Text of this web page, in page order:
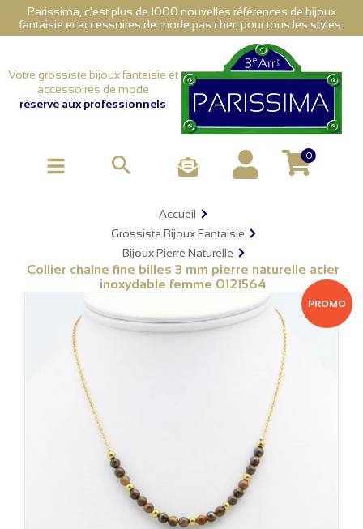
Parissima, c'est plus de 1000 nouvelles références de bijoux
fantaisie et accessoires de mode pas cher, pour tous les styles.
Votre grossiste bijoux fantaisie et
accessoires de mode
réservé aux professionnels
 0
Accueil
Grossiste Bijoux Fantaisie
Bijoux Pierre Naturelle
Collier chaîne fine billes 3 mm pierre naturelle acier
inoxydable femme 0121564
PROMO